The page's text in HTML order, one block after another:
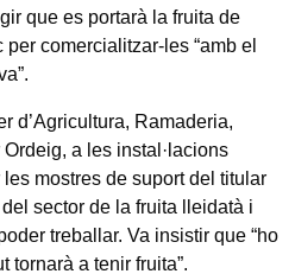
que es portarà la fruita de
comercialitzar-les “amb el
d’Agricultura, Ramaderia,
a les instal·lacions
mostres de suport del titular
sector de la fruita lleidatà i
treballar. Va insistir que “ho
tornarà a tenir fruita”.